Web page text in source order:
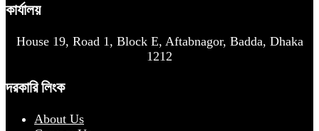
কার্যালয়
House 19, Road 1, Block E, Aftabnagor, Badda, Dhaka
1212
দরকারি লিংক
About Us